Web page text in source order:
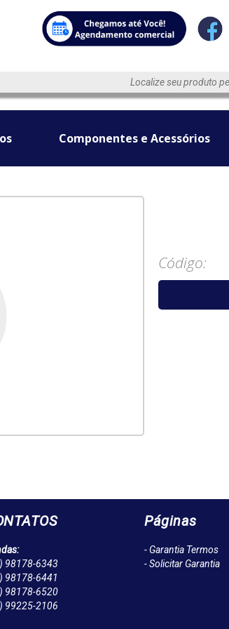
Componentes e Acessórios
Código:
98178-6343
98178-6441
98178-6520
99225-2106
Páginas
- Garantia Termos
- Solicitar Garantia